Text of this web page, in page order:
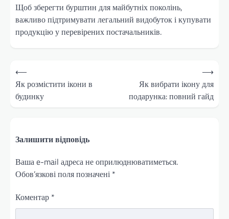
Щоб зберегти бурштин для майбутніх поколінь,
важливо підтримувати легальний видобуток і купувати
продукцію у перевірених постачальників.
Навігація
записів
⟵
Як розмістити ікони в
будинку
Як вибрати ікону для
подарунка: повний гайд
⟶
Залишити відповідь
Ваша e-mail адреса не оприлюднюватиметься.
Обов’язкові поля позначені *
Коментар *